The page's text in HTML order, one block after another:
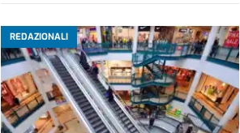
REDAZIONALI